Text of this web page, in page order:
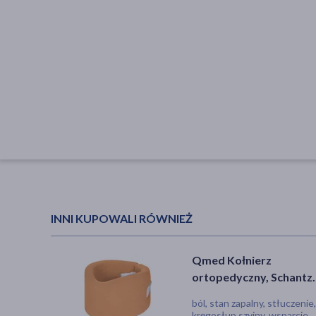
INNI KUPOWALI RÓWNIEŻ
Qmed Kołnierz
ortopedyczny, Schantz
ból, stan zapalny, stłuczenie,